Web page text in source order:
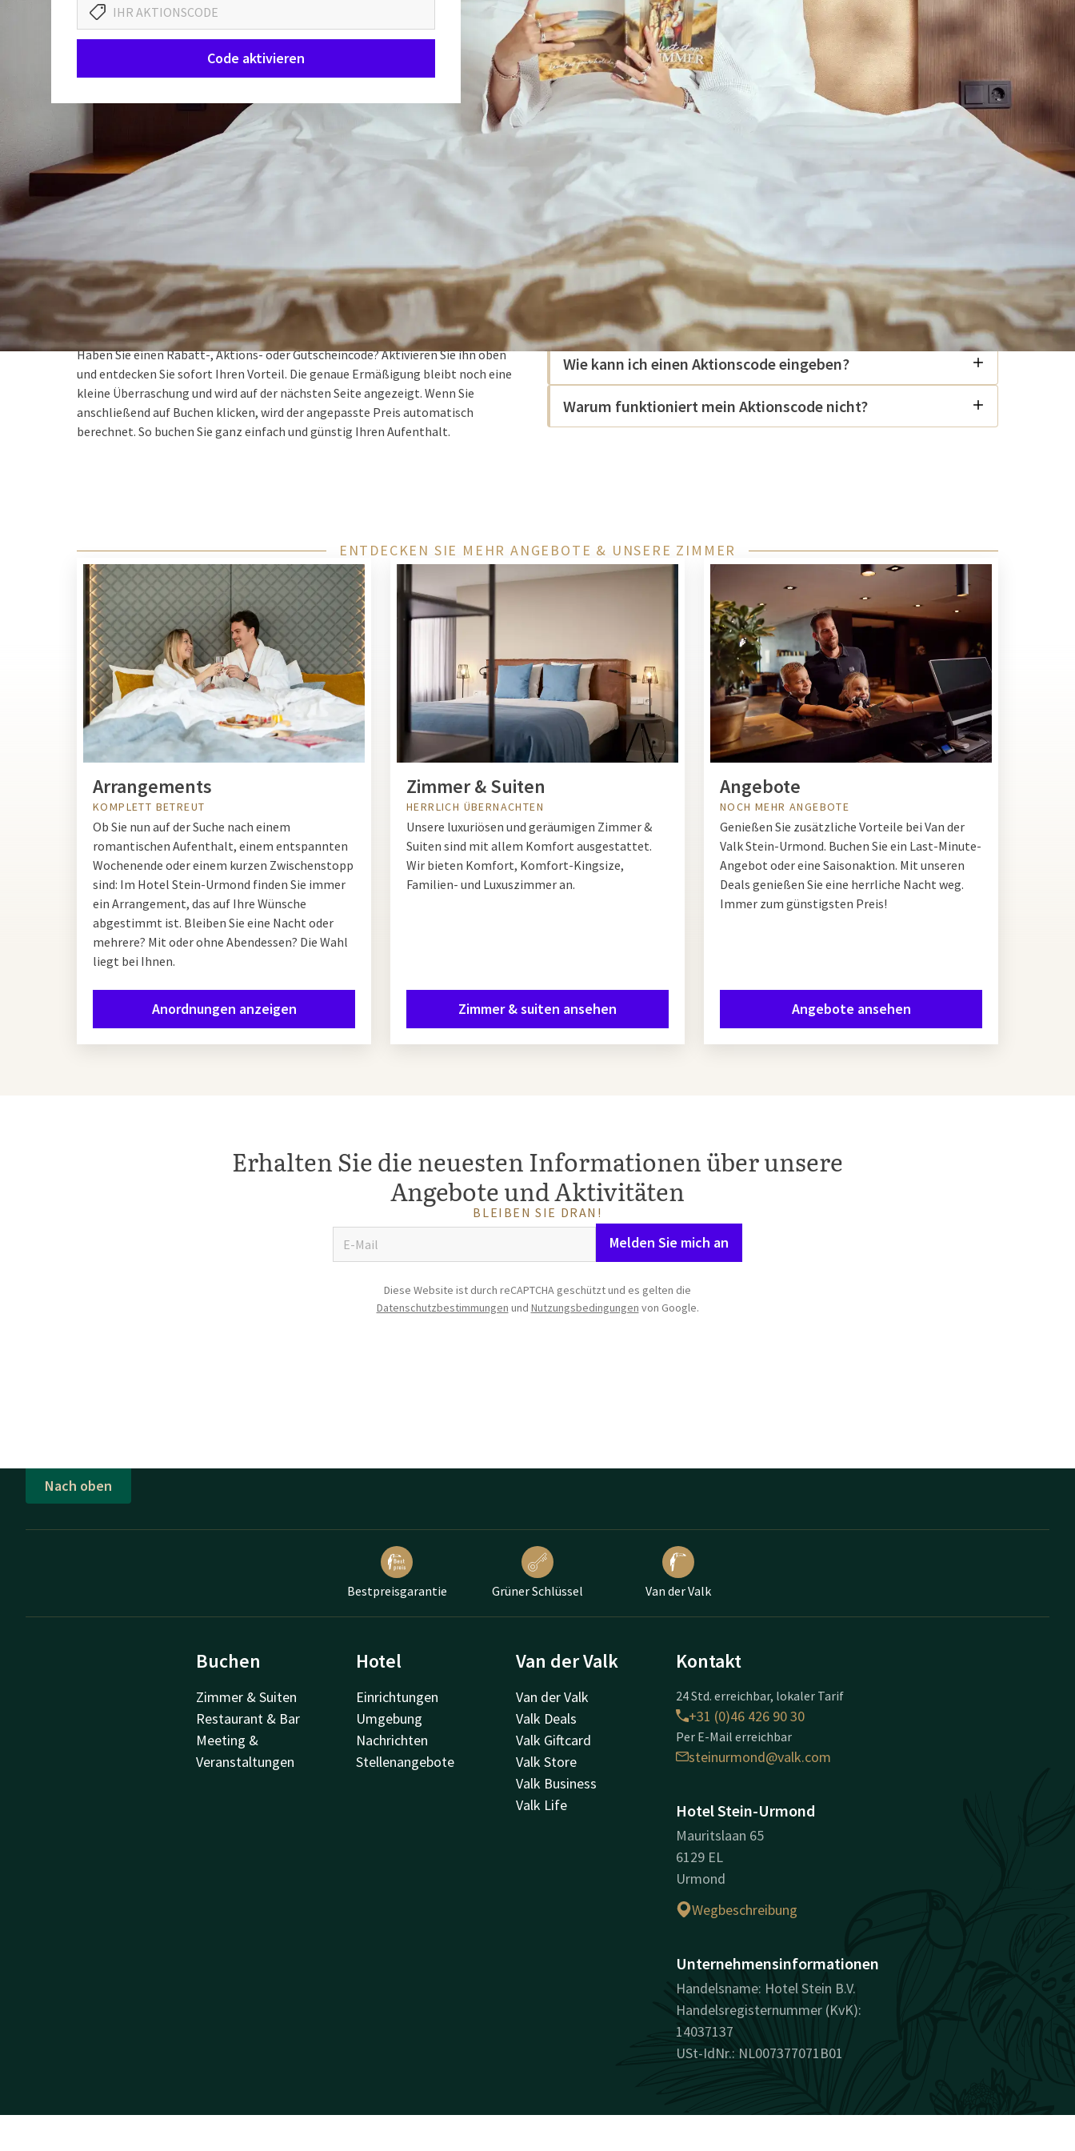
Code aktivieren
Aktionen bei Van der Valk
BESTPREISGARANTIE
Haben Sie einen Rabatt-, Aktions- oder Gutscheincode? Aktivieren Sie ihn oben
und entdecken Sie sofort Ihren Vorteil. Die genaue Ermäßigung bleibt noch eine
kleine Überraschung und wird auf der nächsten Seite angezeigt. Wenn Sie
anschließend auf Buchen klicken, wird der angepasste Preis automatisch
berechnet. So buchen Sie ganz einfach und günstig Ihren Aufenthalt.
Wo finde ich meinen Aktionscode?
Wie kann ich einen Aktionscode eingeben?
Warum funktioniert mein Aktionscode nicht?
ENTDECKEN SIE MEHR ANGEBOTE & UNSERE ZIMMER
Arrangements
KOMPLETT BETREUT
Ob Sie nun auf der Suche nach einem
romantischen Aufenthalt, einem entspannten
Wochenende oder einem kurzen Zwischenstopp
sind: Im Hotel Stein-Urmond finden Sie immer
ein Arrangement, das auf Ihre Wünsche
abgestimmt ist. Bleiben Sie eine Nacht oder
mehrere? Mit oder ohne Abendessen? Die Wahl
liegt bei Ihnen.
Anordnungen anzeigen
Zimmer & Suiten
HERRLICH ÜBERNACHTEN
Unsere luxuriösen und geräumigen Zimmer &
Suiten sind mit allem Komfort ausgestattet.
Wir bieten Komfort, Komfort-Kingsize,
Familien- und Luxuszimmer an.
Zimmer & suiten ansehen
Angebote
NOCH MEHR ANGEBOTE
Genießen Sie zusätzliche Vorteile bei Van der
Valk Stein-Urmond. Buchen Sie ein Last-Minute-
Angebot oder eine Saisonaktion. Mit unseren
Deals genießen Sie eine herrliche Nacht weg.
Immer zum günstigsten Preis!
Angebote ansehen
Erhalten Sie die neuesten Informationen über unsere
Angebote und Aktivitäten
BLEIBEN SIE DRAN!
Melden Sie mich an
Diese Website ist durch reCAPTCHA geschützt und es gelten die
Datenschutzbestimmungen und Nutzungsbedingungen von Google.
Nach oben
Bestpreisgarantie Grüner Schlüssel Van der Valk
Buchen
Zimmer & Suiten
Restaurant & Bar
Meeting &
Veranstaltungen
Hotel
Einrichtungen
Umgebung
Nachrichten
Stellenangebote
Van der Valk
Van der Valk
Valk Deals
Valk Giftcard
Valk Store
Valk Business
Valk Life
Kontakt
24 Std. erreichbar, lokaler Tarif
+31 (0)46 426 90 30
Per E-Mail erreichbar
steinurmond@valk.com
Hotel Stein-Urmond
Mauritslaan 65
6129 EL
Urmond
Wegbeschreibung
Unternehmensinformationen
Handelsname: Hotel Stein B.V.
Handelsregisternummer (KvK):
14037137
USt-IdNr.: NL007377071B01